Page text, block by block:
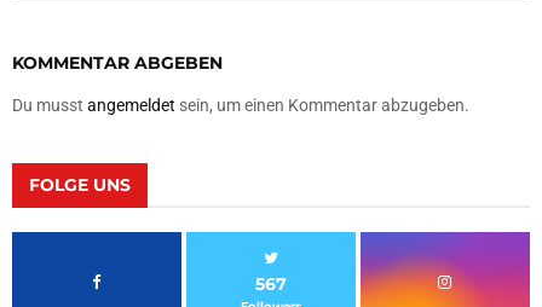
KOMMENTAR ABGEBEN
Du musst angemeldet sein, um einen Kommentar abzugeben.
FOLGE UNS
567